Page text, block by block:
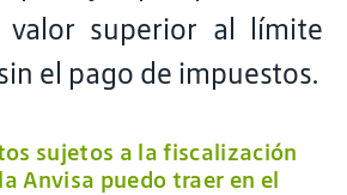
valor superior al límite
el pago de impuestos.
sujetos a la fiscalización
Anvisa puedo traer en el